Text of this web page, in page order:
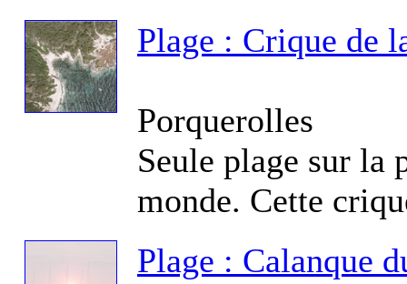
Plage : Crique de
Porquerolles
Seule plage sur la
monde. Cette
Plage : Calanque